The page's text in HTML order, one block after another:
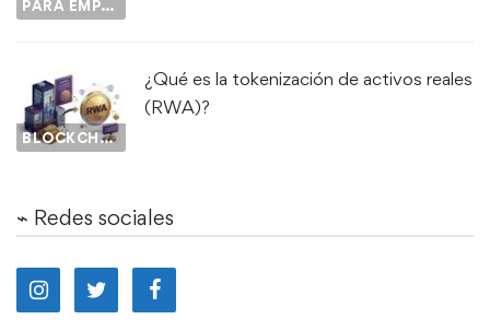
PARA EMPEZAR...
BLOCKCHAIN
¿Qué es la tokenización de activos reales
(RWA)?
⌁ Redes sociales